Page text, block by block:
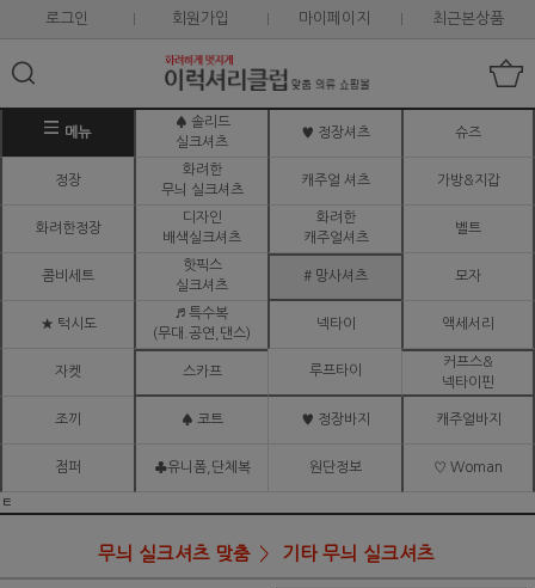
로그인 회원가입 마이페이지 최근본상품
메뉴
♠ 솔리드
실크셔츠
♥ 정장셔츠 슈즈
정장
화려한
무늬 실크셔츠
캐주얼 셔츠 가방&지갑
화려한정장
디자인
배색실크셔츠
화려한
캐주얼셔츠
벨트
콤비세트
핫픽스
실크셔츠
# 망사셔츠 모자
★ 턱시도
♬ 특수복
(무대.공연,댄스)
넥타이 액세서리
자켓 스카프 루프타이
커프스&
넥타이핀
조끼 ♠ 코트 ♥ 정장바지 캐주얼바지
점퍼 ♣유니폼,단체복 원단정보 ♡ Woman
ㅌ
무늬 실크셔츠 맞춤 기타 무늬 실크셔츠